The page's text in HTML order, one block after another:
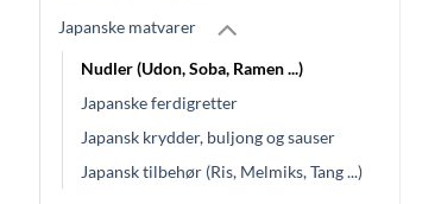
Japanske matvarer
Nudler (Udon, Soba, Ramen ...)
Japanske ferdigretter
Japansk krydder, buljong og sauser
Japansk tilbehør (Ris, Melmiks, Tang ...)